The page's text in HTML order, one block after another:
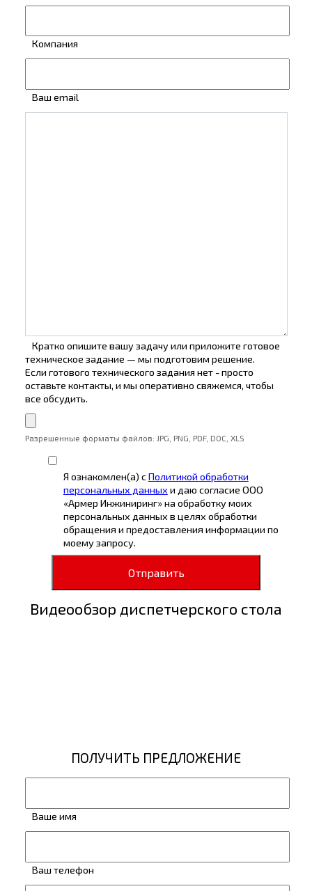
Компания
Ваш email
Кратко опишите вашу задачу или приложите готовое
техническое задание — мы подготовим решение.
Если готового технического задания нет - просто
оставьте контакты, и мы оперативно свяжемся, чтобы
все обсудить.
Разрешенные форматы файлов: JPG, PNG, PDF, DOC, XLS
Я ознакомлен(а) сПолитикой обработки
персональных данных и даю согласие ООО
«Армер Инжиниринг» на обработку моих
персональных данных в целях обработки
обращения и предоставления информации по
моему запросу.
Отправить
Видеообзор диспетчерского стола
ПОЛУЧИТЬ ПРЕДЛОЖЕНИЕ
Ваше имя
Ваш телефон